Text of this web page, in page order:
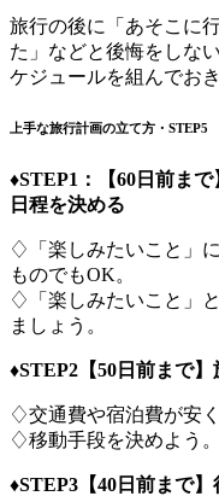
旅行の後に「あそこに
た」などと後悔をしな
ケジュールを組んでお
上手な旅行計画の立て方・STEP5
♦STEP1：【60日前ま
日程を決める
♢「楽しみたいこと」
ものでもOK。
♢「楽しみたいこと」
ましょう。
♦STEP2【50日前まで
♢交通費や宿泊費が安
♢移動手段を決めよう
♦STEP3【40日前まで